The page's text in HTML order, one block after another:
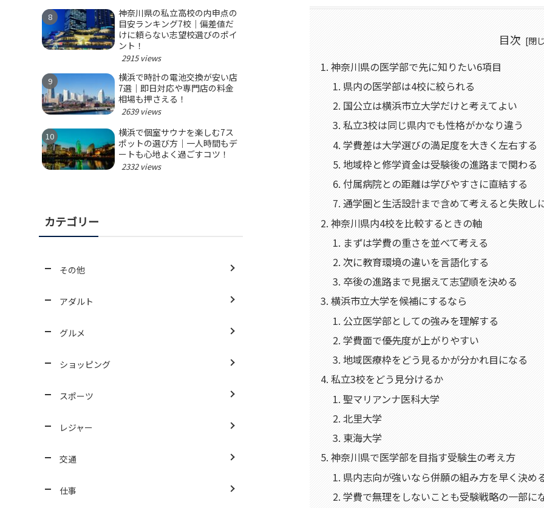
目次
神奈川県の医学部で先に知りたい6項目
県内の医学部は4校に絞られる
国公立は横浜市立大学だけと考えてよい
私立3校は同じ県内でも性格がかなり違う
学費差は大学選びの満足度を大きく左右する
地域枠と修学資金は受験後の進路まで関わる
付属病院との距離は学びやすさに直結する
通学圏と生活設計まで含めて考えると失敗し
神奈川県内4校を比較するときの軸
まずは学費の重さを並べて考える
次に教育環境の違いを言語化する
卒後の進路まで見据えて志望順を決める
横浜市立大学を候補にするなら
公立医学部としての強みを理解する
学費面で優先度が上がりやすい
地域医療枠をどう見るかが分かれ目になる
私立3校をどう見分けるか
聖マリアンナ医科大学
北里大学
東海大学
神奈川県で医学部を目指す受験生の考え方
県内志向が強いなら併願の組み方を早く決め
学費で無理をしないことも受験戦略の一部に
神奈川県の私立高校の内申点の
目安ランキング7校｜偏差値だ
けに頼らない志望校選びのポイ
ント！
2915 views
横浜で時計の電池交換が安い店
7選｜即日対応や専門店の料金
相場も押さえる！
2639 views
横浜で個室サウナを楽しむ7ス
ポットの選び方｜一人時間もデ
ートも心地よく過ごすコツ！
2332 views
カテゴリー
その他
アダルト
グルメ
ショッピング
スポーツ
レジャー
交通
仕事